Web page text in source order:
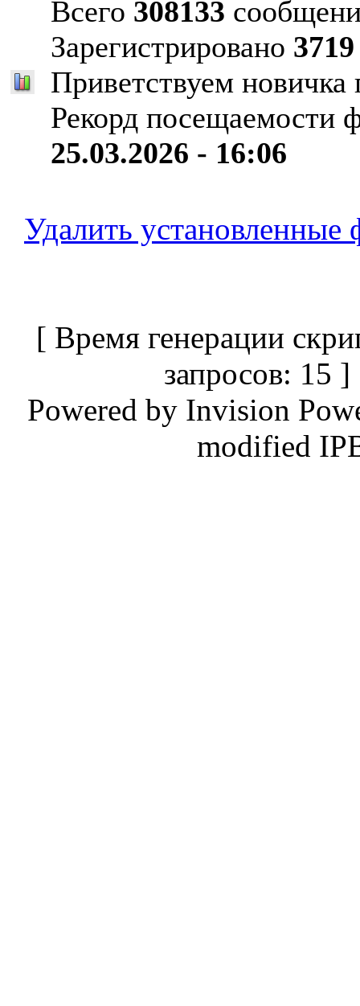
Всего 308133
Зарегистрировано 3719
Приветствуем
Рекорд посещаемости
25.03.2026 - 16:06
Удалить
[ Время генерации
запросов:
Powered by Invision
modified